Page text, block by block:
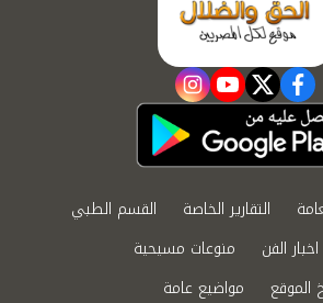
facebook
twitter
youtube
instagram
التقارير الخاصة
القسم الطبي
اخبار الفن
منوعات مسيحية
مواضيع عامة